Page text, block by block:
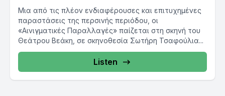
Μια από τις πλέον ενδιαφέρουσες και επιτυχημένες
παραστάσεις της περσινής περιόδου, οι
«Αινιγματικές Παραλλαγές» παίζεται στη σκηνή του
Θεάτρου Βεάκη, σε σκηνοθεσία Σωτήρη Τσαφούλια...
Listen